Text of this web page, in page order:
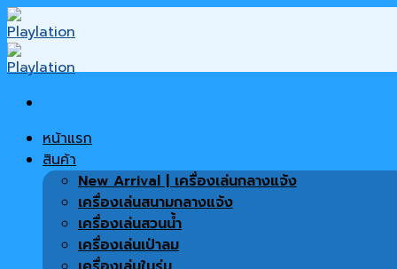
Skip
to
content
หน้าแรก
สินค้า
New Arrival | เครื่องเล่นกลางแจ้ง
เครื่องเล่นสนามกลางแจ้ง
เครื่องเล่นสวนน้ำ
เครื่องเล่นเป่าลม